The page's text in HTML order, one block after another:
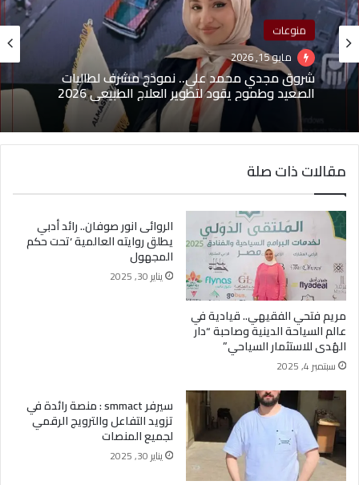
منوعات
مايو 15, 2026
الصعيد وطموح يقود لتطوير العلاج الطبيعي 2026
منوعات
مايو 1, 2026
(بدون عنوان)
مقالات ذات صلة
مريم فتحي الفقيهي.. قيادية في
عالم السياحة الدينية وصاحبة “دار
الهُدى للاستثمار السياحي”
سبتمبر 4, 2025
الروائى انور صوفان.. رائد أدبي
يطلق روايته العالمية ‘تحت حكم
المجهول
يناير 30, 2025
سيرفر smmact : منصة رائدة في
تزويد التفاعل والترويج الرقمي
لجميع المنصات
يناير 30, 2025